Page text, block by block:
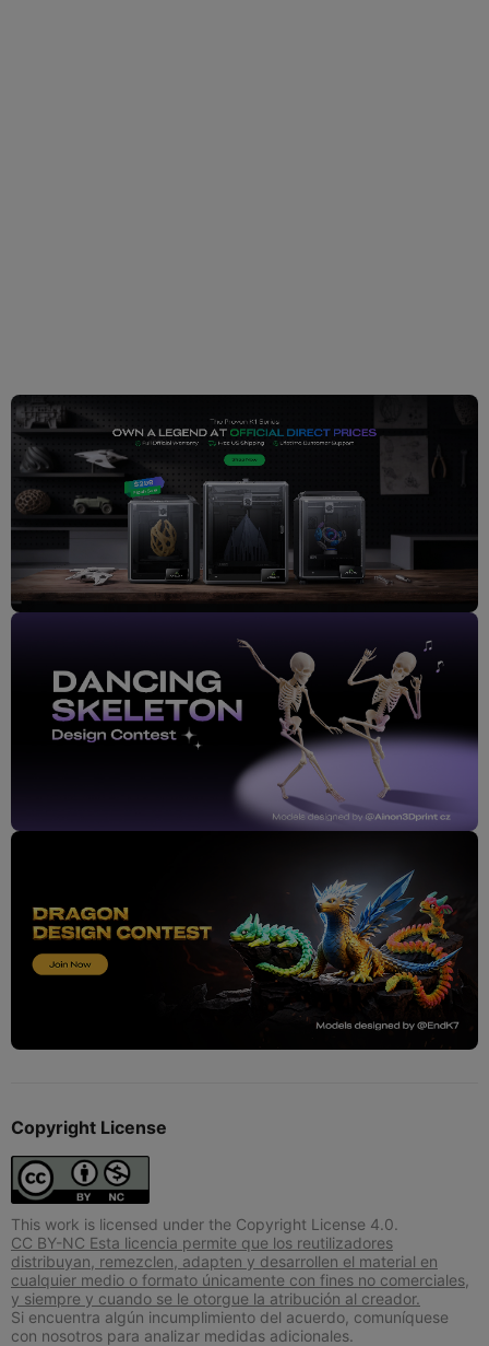
Copyright License
This work is licensed under the Copyright License 4.0.
CC BY-NC Esta licencia permite que los reutilizadores
distribuyan, remezclen, adapten y desarrollen el material en
cualquier medio o formato únicamente con fines no comerciales,
y siempre y cuando se le otorgue la atribución al creador.
Si encuentra algún incumplimiento del acuerdo, comuníquese
con nosotros para analizar medidas adicionales.